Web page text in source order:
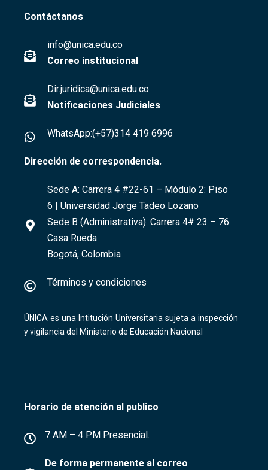
Contáctanos
info@unica.edu.co
Correo institucional
Dir.juridica@unica.edu.co
Notificaciones Judiciales
WhatsApp:(+57)314 419 6996
Dirección de correspondencia.
Sede A: Carrera 4 #22-61 – Módulo 2: Piso
6 | Universidad Jorge Tadeo Lozano
Sede B (Administrativa): Carrera 4# 23 – 76
Casa Rueda
Bogotá, Colombia
Términos y condiciones
ÚNICA es una Intitución Universitaria sujeta a inspección
y vigilancia del Ministerio de Educación Nacional
Horario de atención al publico
7 AM – 4 PM Presencial.
De forma permanente al correo